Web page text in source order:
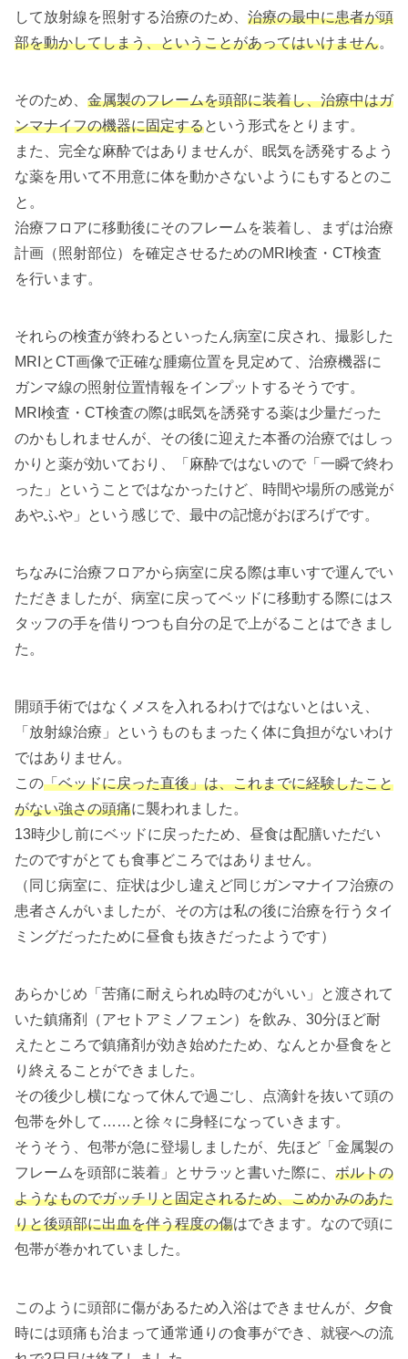
して放射線を照射する治療のため、 治療の最中に患者が頭
部を動かしてしまう、ということがあってはいけません。
そのため、 金属製のフレームを頭部に装着し、治療中はガ
ンマナイフの機器に固定するという形式をとります。
また、完全な麻酔ではありませんが、眠気を誘発するよう
な薬を用いて不用意に体を動かさないようにもするとのこ
と。
治療フロアに移動後にそのフレームを装着し、まずは治療
計画（照射部位）を確定させるためのMRI検査・CT検査
を行います。
それらの検査が終わるといったん病室に戻され、撮影した
MRIとCT画像で正確な腫瘍位置を見定めて、治療機器に
ガンマ線の照射位置情報をインプットするそうです。
MRI検査・CT検査の際は眠気を誘発する薬は少量だった
のかもしれませんが、その後に迎えた本番の治療ではしっ
かりと薬が効いており、「麻酔ではないので「一瞬で終わ
った」ということではなかったけど、時間や場所の感覚が
あやふや」という感じで、最中の記憶がおぼろげです。
ちなみに治療フロアから病室に戻る際は車いすで運んでい
ただきましたが、病室に戻ってベッドに移動する際にはス
タッフの手を借りつつも自分の足で上がることはできまし
た。
開頭手術ではなくメスを入れるわけではないとはいえ、
「放射線治療」というものもまったく体に負担がないわけ
ではありません。
この「ベッドに戻った直後」は、これまでに経験したこと
がない強さの頭痛に襲われました。
13時少し前にベッドに戻ったため、昼食は配膳いただい
たのですがとても食事どころではありません。
（同じ病室に、症状は少し違えど同じガンマナイフ治療の
患者さんがいましたが、その方は私の後に治療を行うタイ
ミングだったために昼食も抜きだったようです）
あらかじめ「苦痛に耐えられぬ時のむがいい」と渡されて
いた鎮痛剤（アセトアミノフェン）を飲み、30分ほど耐
えたところで鎮痛剤が効き始めたため、なんとか昼食をと
り終えることができました。
その後少し横になって休んで過ごし、点滴針を抜いて頭の
包帯を外して……と徐々に身軽になっていきます。
そうそう、包帯が急に登場しましたが、先ほど「金属製の
フレームを頭部に装着」とサラッと書いた際に、 ボルトの
ようなものでガッチリと固定されるため、こめかみのあた
りと後頭部に出血を伴う程度の傷はできます。なので頭に
包帯が巻かれていました。
このように頭部に傷があるため入浴はできませんが、夕食
時には頭痛も治まって通常通りの食事ができ、就寝への流